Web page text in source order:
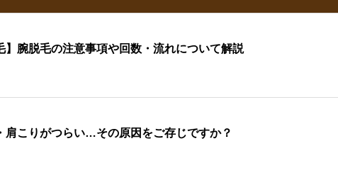
】腕脱毛の注意事項や回数・流れについて解説
肩こりがつらい…その原因をご存じですか？